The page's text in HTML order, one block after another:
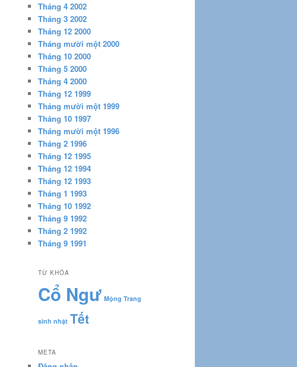
Tháng 4 2002
Tháng 3 2002
Tháng 12 2000
Tháng mười một 2000
Tháng 10 2000
Tháng 5 2000
Tháng 4 2000
Tháng 12 1999
Tháng mười một 1999
Tháng 10 1997
Tháng mười một 1996
Tháng 2 1996
Tháng 12 1995
Tháng 12 1994
Tháng 12 1993
Tháng 1 1993
Tháng 10 1992
Tháng 9 1992
Tháng 2 1992
Tháng 9 1991
TỪ KHÓA
Cổ Ngư Mộng Trang
sinh nhật Tết
META